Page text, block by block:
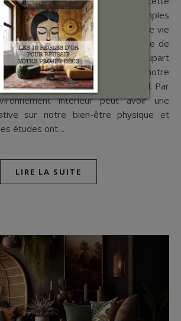
un peu plus avec quelques exemples
dont vous pouvez améliorer votre vie
votre maison. L’importance de
intérieur sur la santé Pour la plupart
passons une grande partie de notre
que ce soit chez nous ou au travail. Par
intérieur peut avoir une
sur notre bien-être physique et
études ont…
LIRE LA SUITE